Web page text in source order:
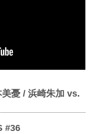
憂 / 浜崎朱加 vs.
#36